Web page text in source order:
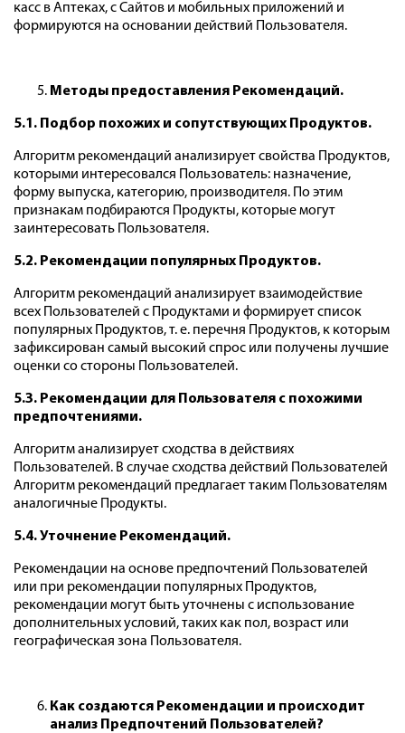
касс в Аптеках, с Сайтов и мобильных приложений и
формируются на основании действий Пользователя.
Методы предоставления Рекомендаций.
5.1. Подбор похожих и сопутствующих Продуктов.
Алгоритм рекомендаций анализирует свойства Продуктов,
которыми интересовался Пользователь: назначение,
форму выпуска, категорию, производителя. По этим
признакам подбираются Продукты, которые могут
заинтересовать Пользователя.
5.2. Рекомендации популярных Продуктов.
Алгоритм рекомендаций анализирует взаимодействие
всех Пользователей с Продуктами и формирует список
популярных Продуктов, т. е. перечня Продуктов, к которым
зафиксирован самый высокий спрос или получены лучшие
оценки со стороны Пользователей.
5.3. Рекомендации для Пользователя с похожими
предпочтениями.
Алгоритм анализирует сходства в действиях
Пользователей. В случае сходства действий Пользователей
Алгоритм рекомендаций предлагает таким Пользователям
аналогичные Продукты.
5.4. Уточнение Рекомендаций.
Рекомендации на основе предпочтений Пользователей
или при рекомендации популярных Продуктов,
рекомендации могут быть уточнены с использование
дополнительных условий, таких как пол, возраст или
географическая зона Пользователя.
Как создаются Рекомендации и происходит
анализ Предпочтений Пользователей?